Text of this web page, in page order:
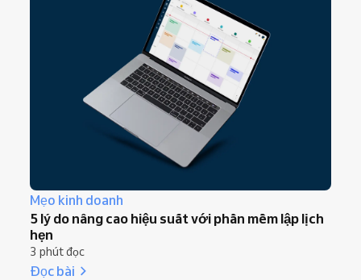
Mẹo kinh doanh
5 lý do nâng cao hiệu suất với phần mềm lập lịch
hẹn
3 phút đọc
Đọc bài